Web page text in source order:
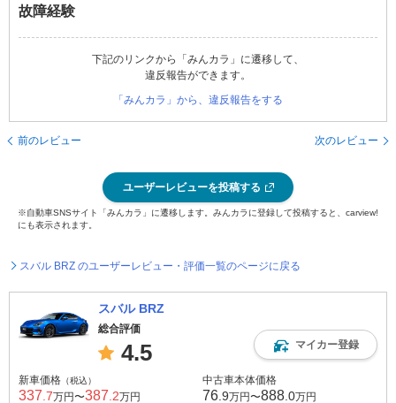
故障経験
下記のリンクから「みんカラ」に遷移して、
違反報告ができます。
「みんカラ」から、違反報告をする
前のレビュー 次のレビュー
ユーザーレビューを投稿する
※自動車SNSサイト「みんカラ」に遷移します。みんカラに登録して投稿すると、carview!
にも表示されます。
スバル BRZ のユーザーレビュー・評価一覧のページに戻る
スバル BRZ
総合評価
4.5 マイカー登録
新車価格 （税込）
337 .7万円〜387 .2万円
中古車本体価格
76 .9万円〜888 .0万円